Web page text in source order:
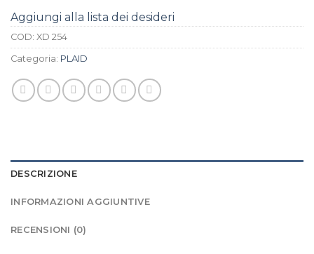
Aggiungi alla lista dei desideri
COD: XD 254
Categoria: PLAID
DESCRIZIONE
INFORMAZIONI AGGIUNTIVE
RECENSIONI (0)